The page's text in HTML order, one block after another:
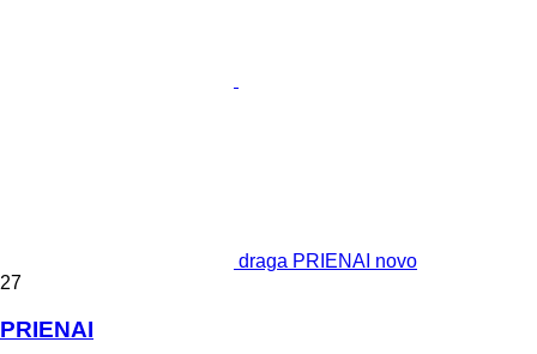
draga PRIENAI novo
27
PRIENAI